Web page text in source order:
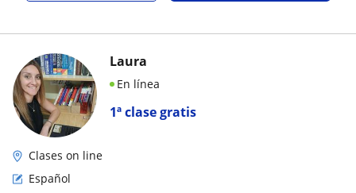
1ª clase gratis
Laura
En línea
Clases on line
Español